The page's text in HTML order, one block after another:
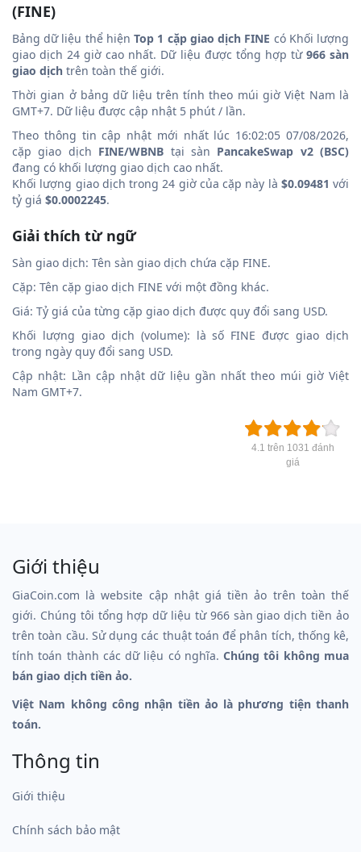
(FINE)
Bảng dữ liệu thể hiệnTop 1 cặp giao dịch FINE có Khối lượng
giao dịch 24 giờ cao nhất. Dữ liệu được tổng hợp từ 966 sàn
giao dịch trên toàn thế giới.
Thời gian ở bảng dữ liệu trên tính theo múi giờ Việt Nam là
GMT+7. Dữ liệu được cập nhật 5 phút / lần.
Theo thông tin cập nhật mới nhất lúc 16:02:05 07/08/2026,
cặp giao dịch FINE/WBNB tại sàn PancakeSwap v2 (BSC)
đang có khối lượng giao dịch cao nhất.
Khối lượng giao dịch trong 24 giờ của cặp này là $0.09481 với
tỷ giá $0.0002245.
Giải thích từ ngữ
Sàn giao dịch: Tên sàn giao dịch chứa cặp FINE.
Cặp: Tên cặp giao dịch FINE với một đồng khác.
Giá: Tỷ giá của từng cặp giao dịch được quy đổi sang USD.
Khối lượng giao dịch (volume): là số FINE được giao dịch
trong ngày quy đổi sang USD.
Cập nhật: Lần cập nhật dữ liệu gần nhất theo múi giờ Việt
Nam GMT+7.
4.1 trên 1031 đánh
giá
Giới thiệu
GiaCoin.com là website cập nhật giá tiền ảo trên toàn thế
giới. Chúng tôi tổng hợp dữ liệu từ 966 sàn giao dịch tiền ảo
trên toàn cầu. Sử dụng các thuật toán để phân tích, thống kê,
tính toán thành các dữ liệu có nghĩa.Chúng tôi không mua
bán giao dịch tiền ảo.
Việt Nam không công nhận tiền ảo là phương tiện thanh
toán.
Thông tin
Giới thiệu
Chính sách bảo mật